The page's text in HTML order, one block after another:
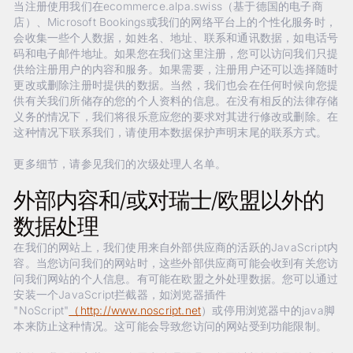
当注册使用我们在ecommerce.alpa.swiss（基于德国的电子商
店）、Microsoft Bookings或我们的网络平台上的个性化服务时，
会收集一些个人数据，如姓名、地址、联系和通讯数据，如电话号
码和电子邮件地址。如果您在我们这里注册，您可以访问我们只提
供给注册用户的内容和服务。如果需要，注册用户还可以选择随时
更改或删除注册时提供的数据。当然，我们也会在任何时候向您提
供有关我们所储存的您的个人资料的信息。在没有相反的法律存储
义务的情况下，我们将很乐意应您的要求对其进行修改或删除。在
这种情况下联系我们，请使用本数据保护声明末尾的联系方式。
更多细节，请参见我们的次级处理人名单。
外部内容和/或对瑞士/欧盟以外的
数据处理
在我们的网站上，我们使用来自外部供应商的活跃的JavaScript内
容。当您访问我们的网站时，这些外部供应商可能会收到有关您访
问我们网站的个人信息。有可能在欧盟之外处理数据。您可以通过
安装一个JavaScript拦截器，如浏览器插件
"NoScript" （http://www.noscript.net）或停用浏览器中的java脚
本来防止这种情况。这可能会导致您访问的网站受到功能限制。